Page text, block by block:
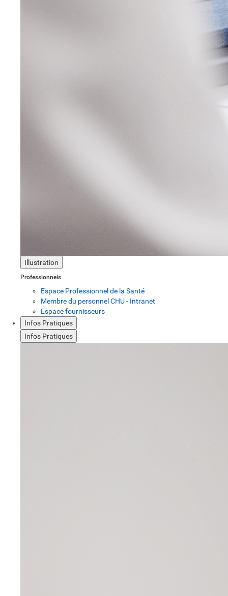
Illustration
Professionnels
Espace Professionnel de la Santé
Membre du personnel CHU - Intranet
Espace fournisseurs
Infos Pratiques
Infos Pratiques